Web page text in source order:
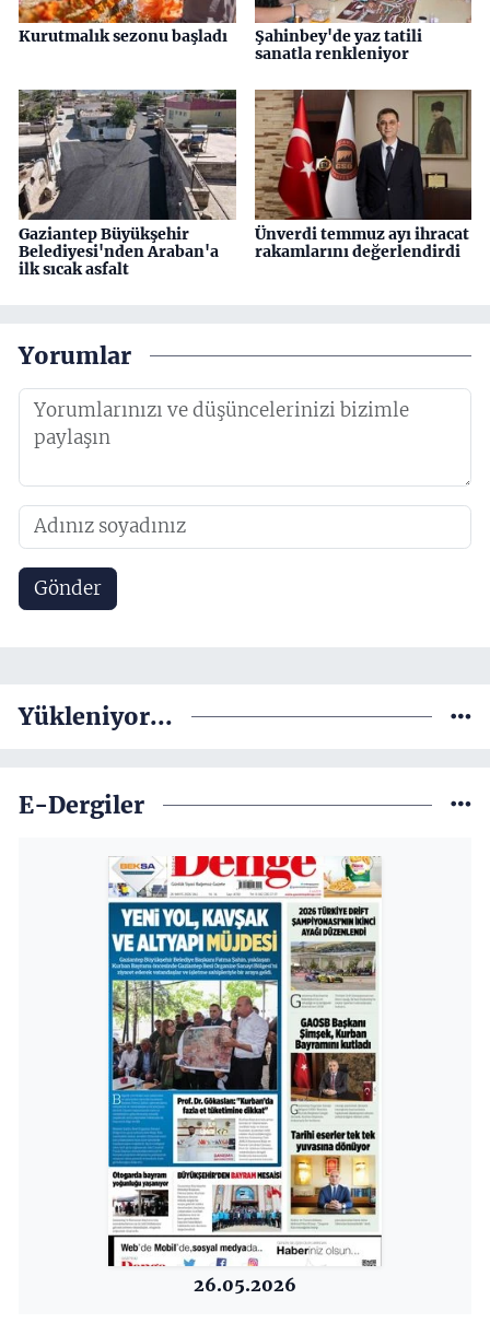
Kurutmalık sezonu başladı
Şahinbey'de yaz tatili
sanatla renkleniyor
Gaziantep Büyükşehir
Belediyesi'nden Araban'a
ilk sıcak asfalt
Ünverdi temmuz ayı ihracat
rakamlarını değerlendirdi
Yorumlar
Gönder
Yükleniyor...
E-Dergiler
26.05.2026